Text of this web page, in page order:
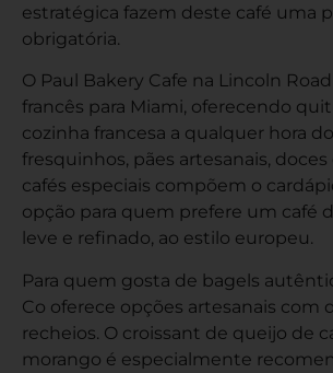
estratégica fazem deste café uma
obrigatória.
O Paul Bakery Cafe na Lincoln
francês para Miami, oferecendo
cozinha francesa a qualquer hora
fresquinhos, pães artesanais,
cafés especiais compõem o
opção para quem prefere um café
leve e refinado, ao estilo europeu.
Para quem gosta de bagels
Co oferece opções artesanais com
recheios. O croissant de queijo de
morango é especialmente